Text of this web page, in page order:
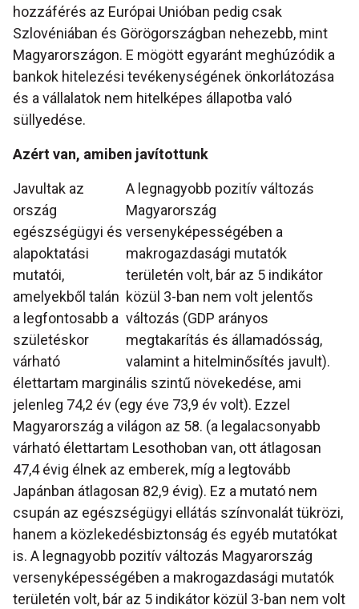
hozzáférés az Európai Unióban pedig csak
Szlovéniában és Görögországban nehezebb, mint
Magyarországon. E mögött egyaránt meghúzódik a
bankok hitelezési tevékenységének önkorlátozása
és a vállalatok nem hitelképes állapotba való
süllyedése.
Azért van, amiben javítottunk
A legnagyobb pozitív változás
Magyarország
versenyképességében a
makrogazdasági mutatók
területén volt, bár az 5 indikátor
közül 3-ban nem volt jelentős
változás (GDP arányos
megtakarítás és államadósság,
valamint a hitelminősítés javult).
Javultak az
ország
egészségügyi és
alapoktatási
mutatói,
amelyekből talán
a legfontosabb a
születéskor
várható
élettartam marginális szintű növekedése, ami
jelenleg 74,2 év (egy éve 73,9 év volt). Ezzel
Magyarország a világon az 58. (a legalacsonyabb
várható élettartam Lesothoban van, ott átlagosan
47,4 évig élnek az emberek, míg a legtovább
Japánban átlagosan 82,9 évig). Ez a mutató nem
csupán az egészségügyi ellátás színvonalát tükrözi,
hanem a közlekedésbiztonság és egyéb mutatókat
is. A legnagyobb pozitív változás Magyarország
versenyképességében a makrogazdasági mutatók
területén volt, bár az 5 indikátor közül 3-ban nem volt